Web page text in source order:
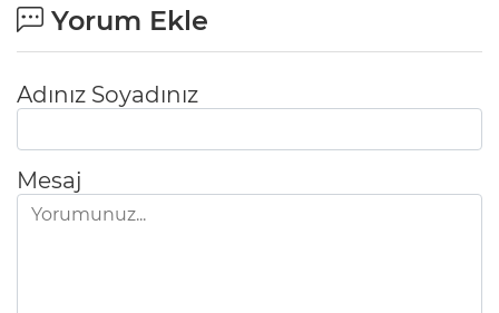
Yorum Ekle
Adınız Soyadınız
Mesaj